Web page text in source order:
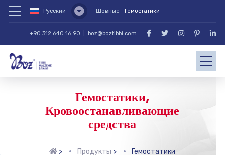
Русский Шовные Гемостатики
+90 312 640 16 90 boz@boztibbi.com
Гемостатики,
Кровоостанавливающие
средства
> Продукты > Гемостатики